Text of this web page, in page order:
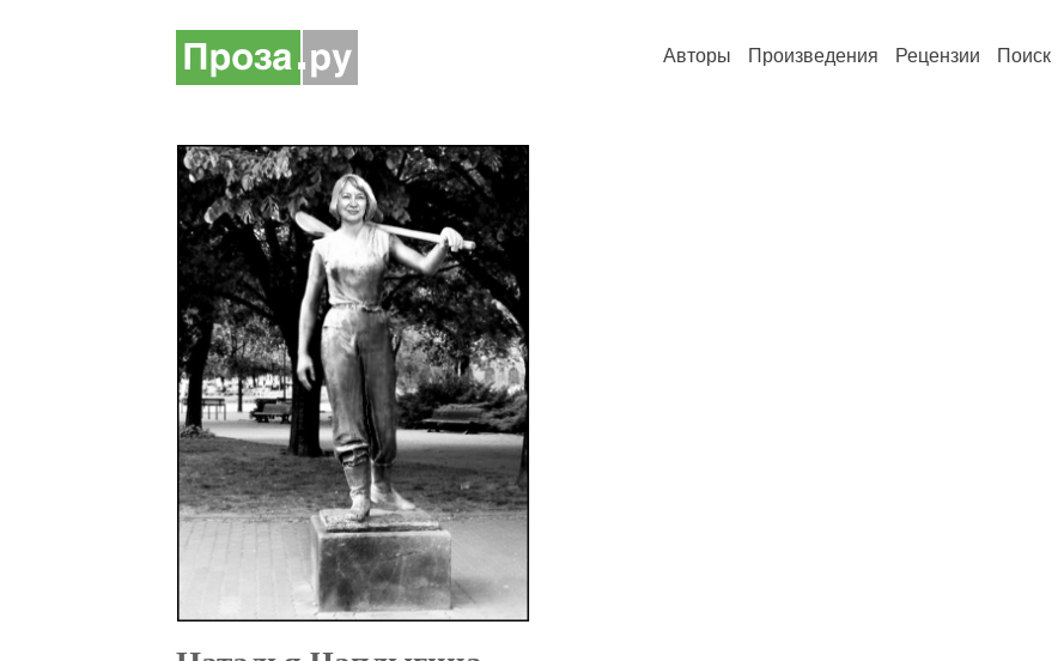
Авторы Произведения Рецензии Поиск